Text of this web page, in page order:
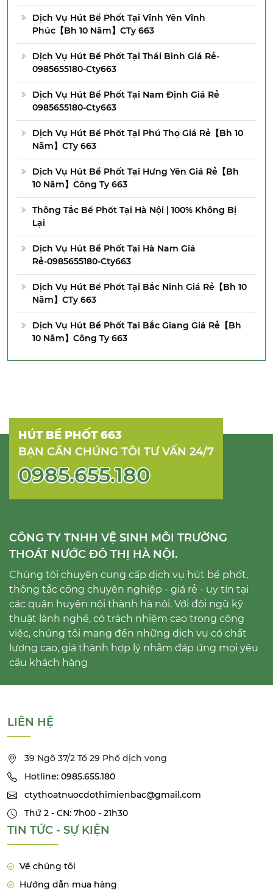
Dịch Vụ Hút Bể Phốt Tại Vĩnh Yên Vĩnh
Phúc【Bh 10 Năm】CTy 663
Dịch Vụ Hút Bể Phốt Tại Thái Bình Giá Rẻ-
0985655180-Cty663
Dịch Vụ Hút Bể Phốt Tại Nam Định Giá Rẻ
0985655180-Cty663
Dịch Vụ Hút Bể Phốt Tại Phú Thọ Giá Rẻ【Bh 10
Năm】CTy 663
Dịch Vụ Hút Bể Phốt Tại Hưng Yên Giá Rẻ【Bh
10 Năm】Công Ty 663
Thông Tắc Bể Phốt Tại Hà Nội | 100% Không Bị
Lại
Dịch Vụ Hút Bể Phốt Tại Hà Nam Giá
Rẻ-0985655180-Cty663
Dịch Vụ Hút Bể Phốt Tại Bắc Ninh Giá Rẻ【Bh 10
Năm】CTy 663
Dịch Vụ Hút Bể Phốt Tại Bắc Giang Giá Rẻ【Bh
10 Năm】Công Ty 663
HÚT BỂ PHỐT 663
BẠN CẦN CHÚNG TÔI TƯ VẤN 24/7
0985.655.180
CÔNG TY TNHH VỆ SINH MÔI TRƯỜNG
THOÁT NƯỚC ĐÔ THỊ HÀ NỘI.
Chúng tôi chuyên cung cấp dịch vụ hút bể phốt,
thông tắc cống chuyên nghiệp - giá rẻ - uy tín tại
các quận huyện nội thành hà nội. Với đội ngũ kỹ
thuật lành nghề, có trách nhiệm cao trong công
việc, chúng tôi mang đến những dịch vụ có chất
lượng cao, giá thành hợp lý nhằm đáp ứng mọi yêu
cầu khách hàng
LIÊN HỆ
39 Ngõ 37/2 Tổ 29 Phố dịch vọng
Hotline: 0985.655.180
ctythoatnuocdothimienbac@gmail.com
Thứ 2 - CN: 7h00 - 21h30
TIN TỨC - SỰ KIỆN
Về chúng tôi
Hướng dẫn mua hàng